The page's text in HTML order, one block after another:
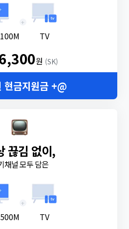
+
TV
원 (SK)
현금지원금 +@
끊김 없이,
채널 모두 담은
+
TV